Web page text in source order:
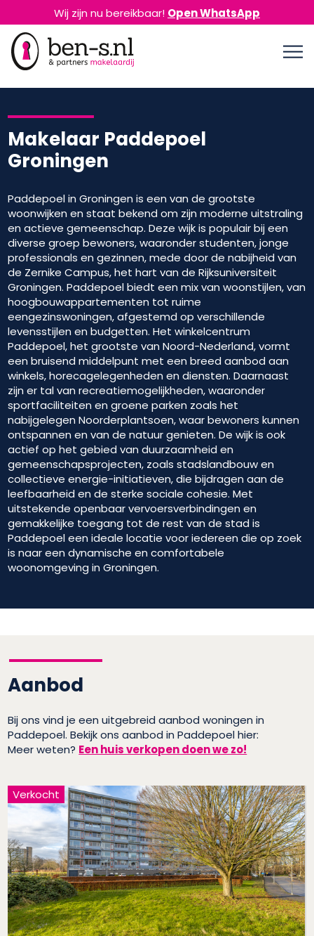
Wij zijn nu bereikbaar! Open WhatsApp
Makelaar Paddepoel
Groningen
Paddepoel in Groningen is een van de grootste
woonwijken en staat bekend om zijn moderne uitstraling
en actieve gemeenschap. Deze wijk is populair bij een
diverse groep bewoners, waaronder studenten, jonge
professionals en gezinnen, mede door de nabijheid van
de Zernike Campus, het hart van de Rijksuniversiteit
Groningen. Paddepoel biedt een mix van woonstijlen, van
hoogbouwappartementen tot ruime
eengezinswoningen, afgestemd op verschillende
levensstijlen en budgetten. Het winkelcentrum
Paddepoel, het grootste van Noord-Nederland, vormt
een bruisend middelpunt met een breed aanbod aan
winkels, horecagelegenheden en diensten. Daarnaast
zijn er tal van recreatiemogelijkheden, waaronder
sportfaciliteiten en groene parken zoals het
nabijgelegen Noorderplantsoen, waar bewoners kunnen
ontspannen en van de natuur genieten. De wijk is ook
actief op het gebied van duurzaamheid en
gemeenschapsprojecten, zoals stadslandbouw en
collectieve energie-initiatieven, die bijdragen aan de
leefbaarheid en de sterke sociale cohesie. Met
uitstekende openbaar vervoersverbindingen en
gemakkelijke toegang tot de rest van de stad is
Paddepoel een ideale locatie voor iedereen die op zoek
is naar een dynamische en comfortabele
woonomgeving in Groningen.
Aanbod
Bij ons vind je een uitgebreid aanbod woningen in
Paddepoel. Bekijk ons aanbod in Paddepoel hier:
Meer weten? Een huis verkopen doen we zo!
Verkocht